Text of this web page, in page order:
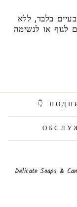
בלבד, ללא
לגוף או לנשימה
© 2026 Delicate Soaps